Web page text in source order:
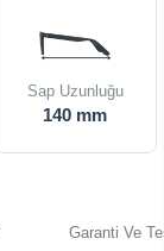
Sap Uzunluğu
140 mm
Garanti Ve